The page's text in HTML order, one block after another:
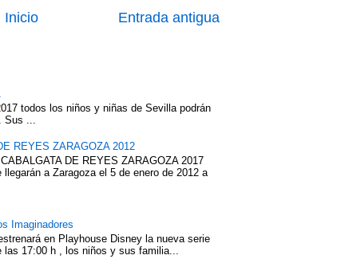
Entrada antigua
Inicio
todos los niños y niñas de Sevilla podrán
...
REYES ZARAGOZA 2012
DE REYES ZARAGOZA 2017
a Zaragoza el 5 de enero de 2012 a
Imaginadores
en Playhouse Disney la nueva serie
las 17:00 h , los niños y sus familia...